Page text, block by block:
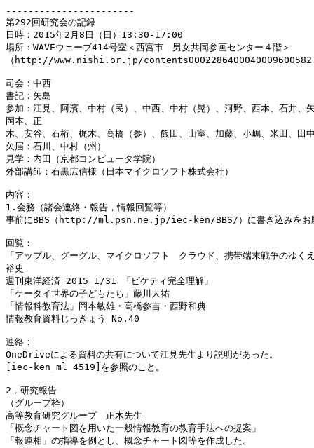
-----------------------
第292回研究会の記録
日時：2015年2月8日（日）13:30-17:00
場所：WAVEウェーブ414号室＜西宮市　男女共同参画センター４階＞
（http://www.nishi.or.jp/
司会：中西
書記：矢島
参加：江見、阿濱、中村（民）、中西、中村（晃）、河野、西本、石井、
岡本、正
木、安谷、石桁、梶木、高橋（参）、飯田、山室、加藤、小嶋、米田、田
欠届：石川、中村（州）
見学：内田（京都コンピュータ学院）
外部講師：石黒広信様（日本マイクロソフト株式会社）
内容：
1.会務（諸会連絡・報告，情報回覧等）
事前にBBS（http://ml.psn.ne.jp/iec-ken/BBS/）に書き込みをお
回覧：
「アップル、グーグル、マイクロソフト　クラウド、携帯端末戦争のゆく
裕史
週刊東洋経済 2015 1/31 「ピケティ完全理解」
「ケータイ世界の子どもたち」藤川大祐
「情報科教育法」岡本敏雄・高橋参吉・西野和典
情報教育資料じっきょう No.40
連絡：
OneDriveによる資料の共有について江見先生より説明があった。
[iec-ken_ml 4519]を参照のこと。
2．研究報告
（グループ枠）
高等教育研究グループ　正木先生
「概念チャート図を用いた一般情報教育の教育手法への提案」
「報連相」の指導を例とし、概念チャート図等を作成した。